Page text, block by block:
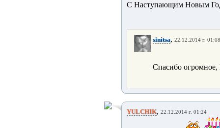
С Наступающим Новым
sinitsa, 22.12.2014 г. 01:08
Спасибо
YULCHIK, 22.12.2014 г. 01:24